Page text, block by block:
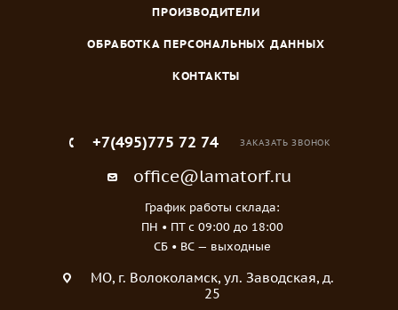
ПРОИЗВОДИТЕЛИ
ОБРАБОТКА ПЕРСОНАЛЬНЫХ ДАННЫХ
КОНТАКТЫ
+7(495)775 72 74 ЗАКАЗАТЬ ЗВОНОК
office@lamatorf.ru
График работы склада:
ПН • ПТ c 09:00 до 18:00
СБ • ВС — выходные
МO, г. Волоколамск, ул. Заводская, д.
25